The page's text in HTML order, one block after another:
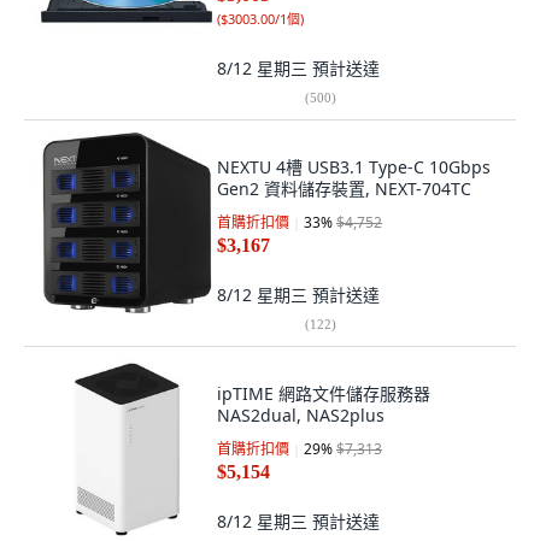
($3003.00/1個)
8/12 星期三 預計送達
(500)
NEXTU 4槽 USB3.1 Type-C 10Gbps
Gen2 資料儲存裝置, NEXT-704TC
首購折扣價 33%$4,752
$3,167
8/12 星期三 預計送達
(122)
ipTIME 網路文件儲存服務器
NAS2dual, NAS2plus
首購折扣價 29%$7,313
$5,154
8/12 星期三 預計送達